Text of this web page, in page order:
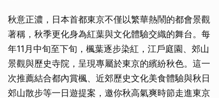
秋意正濃，日本首都東京不僅以繁華熱鬧的都會景觀
著稱，秋季更化身為紅葉與文化體驗交織的舞台。每
年11月中旬至下旬，楓葉逐步染紅，江戶庭園、郊山
景觀與歷史寺院，呈現專屬於東京的繽紛秋色。這一
次推薦結合都內賞楓、近郊歷史文化美食體驗與秋日
郊山散步等一日遊提案，邀你秋高氣爽時節走進東京